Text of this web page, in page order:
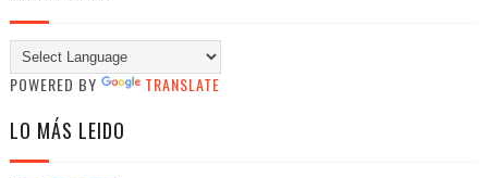
POWERED BY TRANSLATE
LO MÁS LEIDO